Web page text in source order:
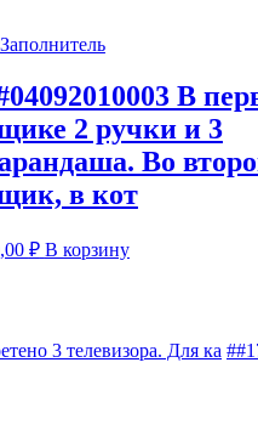
В
2 ручки и 3
Во
в кот
₽ В корзину
3 телевизора. Для ка